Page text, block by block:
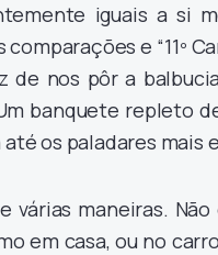
iguais a si
e “11º
de nos pôr a
banquete repleto
os paladares mais
várias maneiras. Não
em casa, ou no